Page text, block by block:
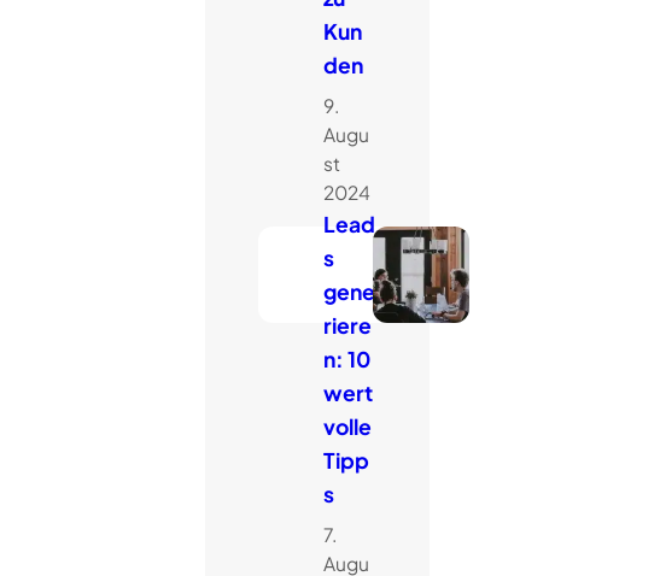
Kun
den
9.
Augu
st
2024
Lead
s
gene
riere
n: 10
wert
volle
Tipp
s
7.
Augu